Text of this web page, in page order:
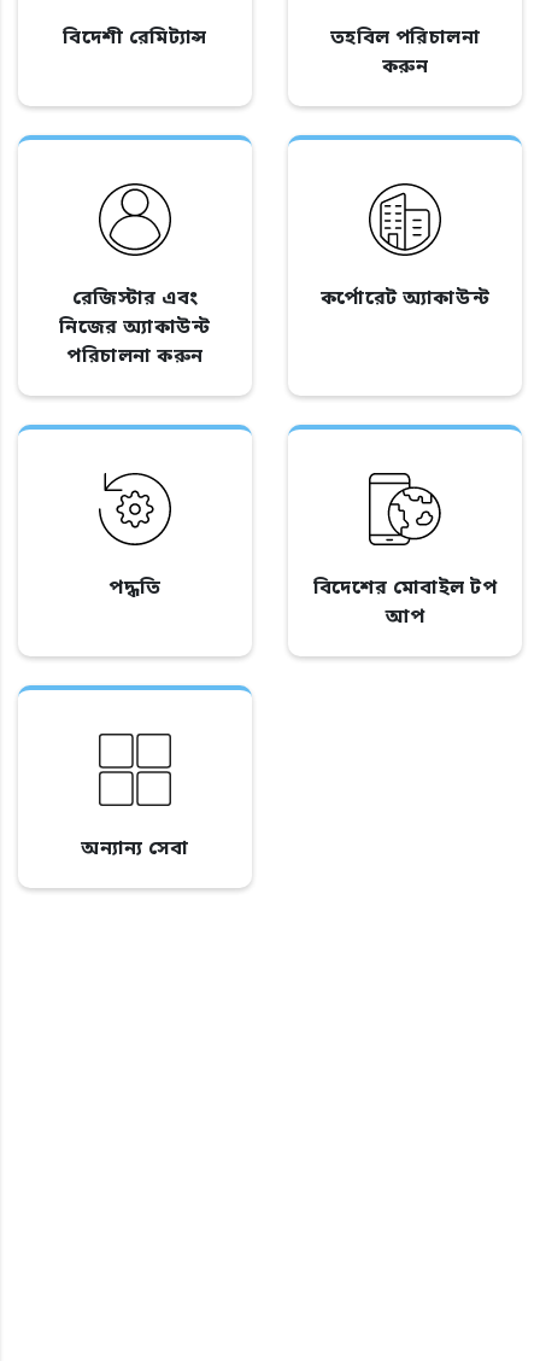
বিদেশী রেমিট্যান্স
তহবিল পরিচালনা
করুন
রেজিস্টার এবং
নিজের অ্যাকাউন্ট
পরিচালনা করুন
কর্পোরেট অ্যাকাউন্ট
পদ্ধতি
বিদেশের মোবাইল টপ
আপ
অন্যান্য সেবা